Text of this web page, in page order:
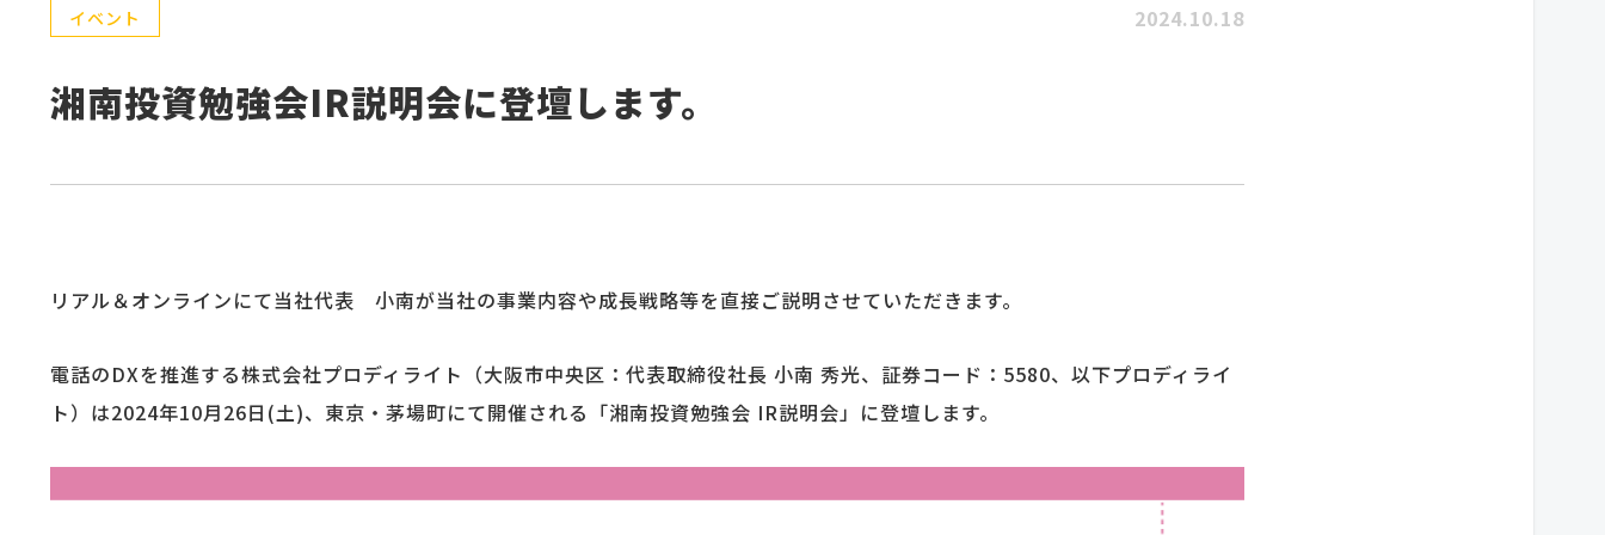
イベント 2024.10.18
湘南投資勉強会IR説明会に登壇します。
リアル＆オンラインにて当社代表 小南が当社の事業内容や成長戦略等を直接ご説明させていただきます。
電話のDXを推進する株式会社プロディライト（大阪市中央区：代表取締役社長 小南 秀光、証券コード：5580、以下プロディライ
ト）は2024年10月26日(土)、東京・茅場町にて開催される「湘南投資勉強会 IR説明会」に登壇します。